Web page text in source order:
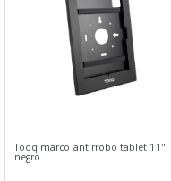
Tooq marco antirrobo tablet 11"
negro